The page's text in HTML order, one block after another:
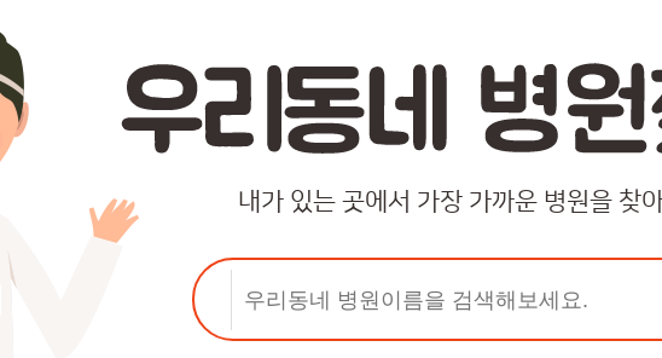
내가 있는 곳에서 가장 가까운 병원을 찾